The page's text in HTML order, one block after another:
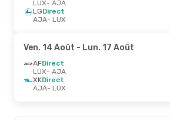
LUX- AJA
LGDirect
AJA- LUX
Ven. 14 Août - Lun. 17 Août
AFDirect
LUX- AJA
XKDirect
AJA- LUX